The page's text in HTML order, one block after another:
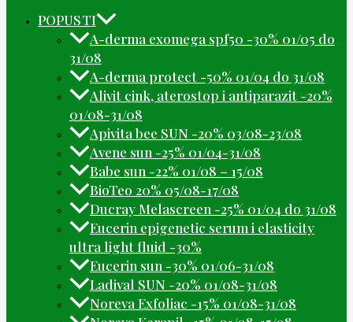
POPUSTI
A-derma exomega spf50 -30% 01/05 do
31/08
A-derma protect -50% 01/04 do 31/08
Alivit cink, aterostop i antiparazit -20%
01/08-31/08
Apivita bee SUN -20% 03/08-23/08
Avene sun -25% 01/04-31/08
Babe sun -22% 01/08 – 15/08
BioTeo 20% 05/08-17/08
Ducray Melascreen -25% 01/04 do 31/08
Eucerin epigenetic serum i elasticity
ultra light fluid -30%
Eucerin sun -30% 01/06-31/08
Ladival SUN -20% 01/08-31/08
Noreva Exfoliac -15% 01/08-31/08